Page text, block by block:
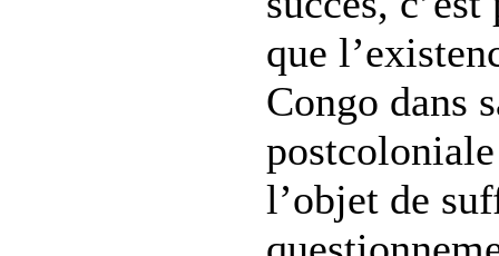
que
Congo dans
l’objet de